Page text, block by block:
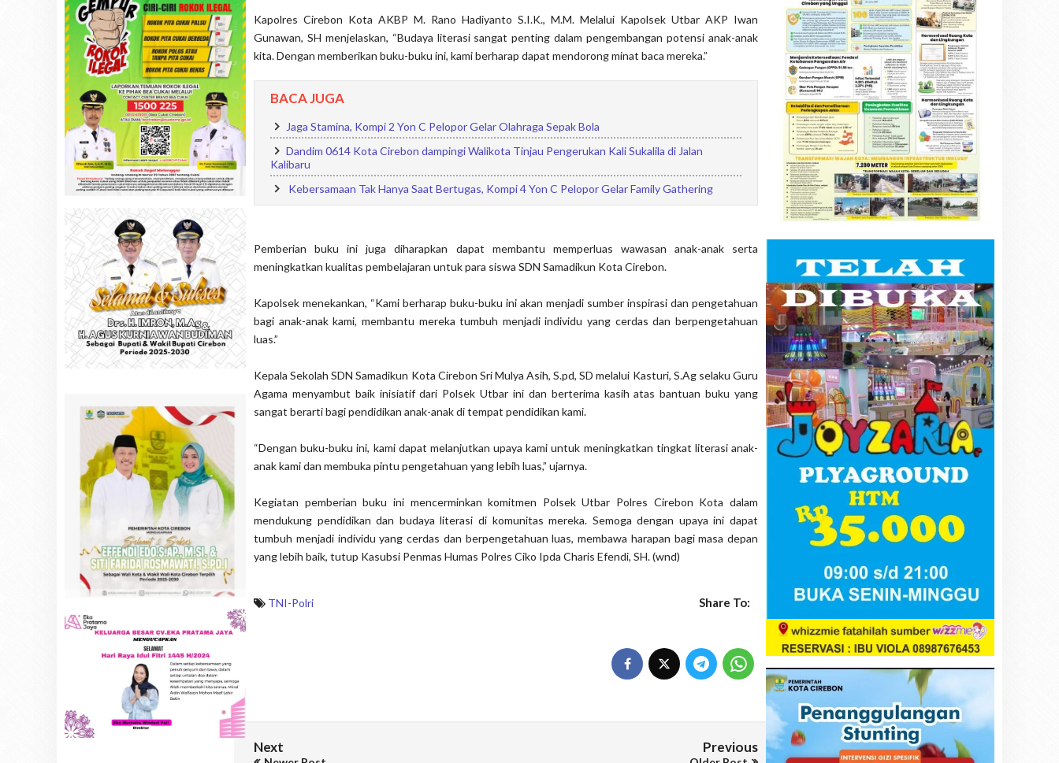
Kapolres Cirebon Kota AKBP M. Rano Hadiyanto S.I.K., M.M. Melalui Kapolsek Utbar AKP Iwan
Gunawan, SH menjelaskan, “Budaya literasi sangat penting dalam pengembangan potensi anak-anak
kita. Dengan memberikan buku-buku ini, kami berharap dapat mendorong minat baca mereka.”
BACA JUGA
Jaga Stamina, Kompi 2 Yon C Pelopor Gelar Olahraga Sepak Bola
Dandim 0614 Kota Cirebon dampingi Walikota Tinjau Pengerukan Kali Sukalila di Jalan
Kalibaru
Kebersamaan Tak Hanya Saat Bertugas, Kompi 4 Yon C Pelopor Gelar Family Gathering
Pemberian buku ini juga diharapkan dapat membantu memperluas wawasan anak-anak serta
meningkatkan kualitas pembelajaran untuk para siswa SDN Samadikun Kota Cirebon.
Kapolsek menekankan, “Kami berharap buku-buku ini akan menjadi sumber inspirasi dan pengetahuan
bagi anak-anak kami, membantu mereka tumbuh menjadi individu yang cerdas dan berpengetahuan
luas.”
Kepala Sekolah SDN Samadikun Kota Cirebon Sri Mulya Asih, S.pd, SD melalui Kasturi, S.Ag selaku Guru
Agama menyambut baik inisiatif dari Polsek Utbar ini dan berterima kasih atas bantuan buku yang
sangat berarti bagi pendidikan anak-anak di tempat pendidikan kami.
“Dengan buku-buku ini, kami dapat melanjutkan upaya kami untuk meningkatkan tingkat literasi anak-
anak kami dan membuka pintu pengetahuan yang lebih luas,” ujarnya.
Kegiatan pemberian buku ini mencerminkan komitmen Polsek Utbar Polres Cirebon Kota dalam
mendukung pendidikan dan budaya literasi di komunitas mereka. Semoga dengan upaya ini dapat
tumbuh menjadi individu yang cerdas dan berpengetahuan luas, membawa harapan bagi masa depan
yang lebih baik, tutup Kasubsi Penmas Humas Polres Ciko Ipda Charis Efendi, SH. (wnd)
TNI-Polri Share To:
Next Previous